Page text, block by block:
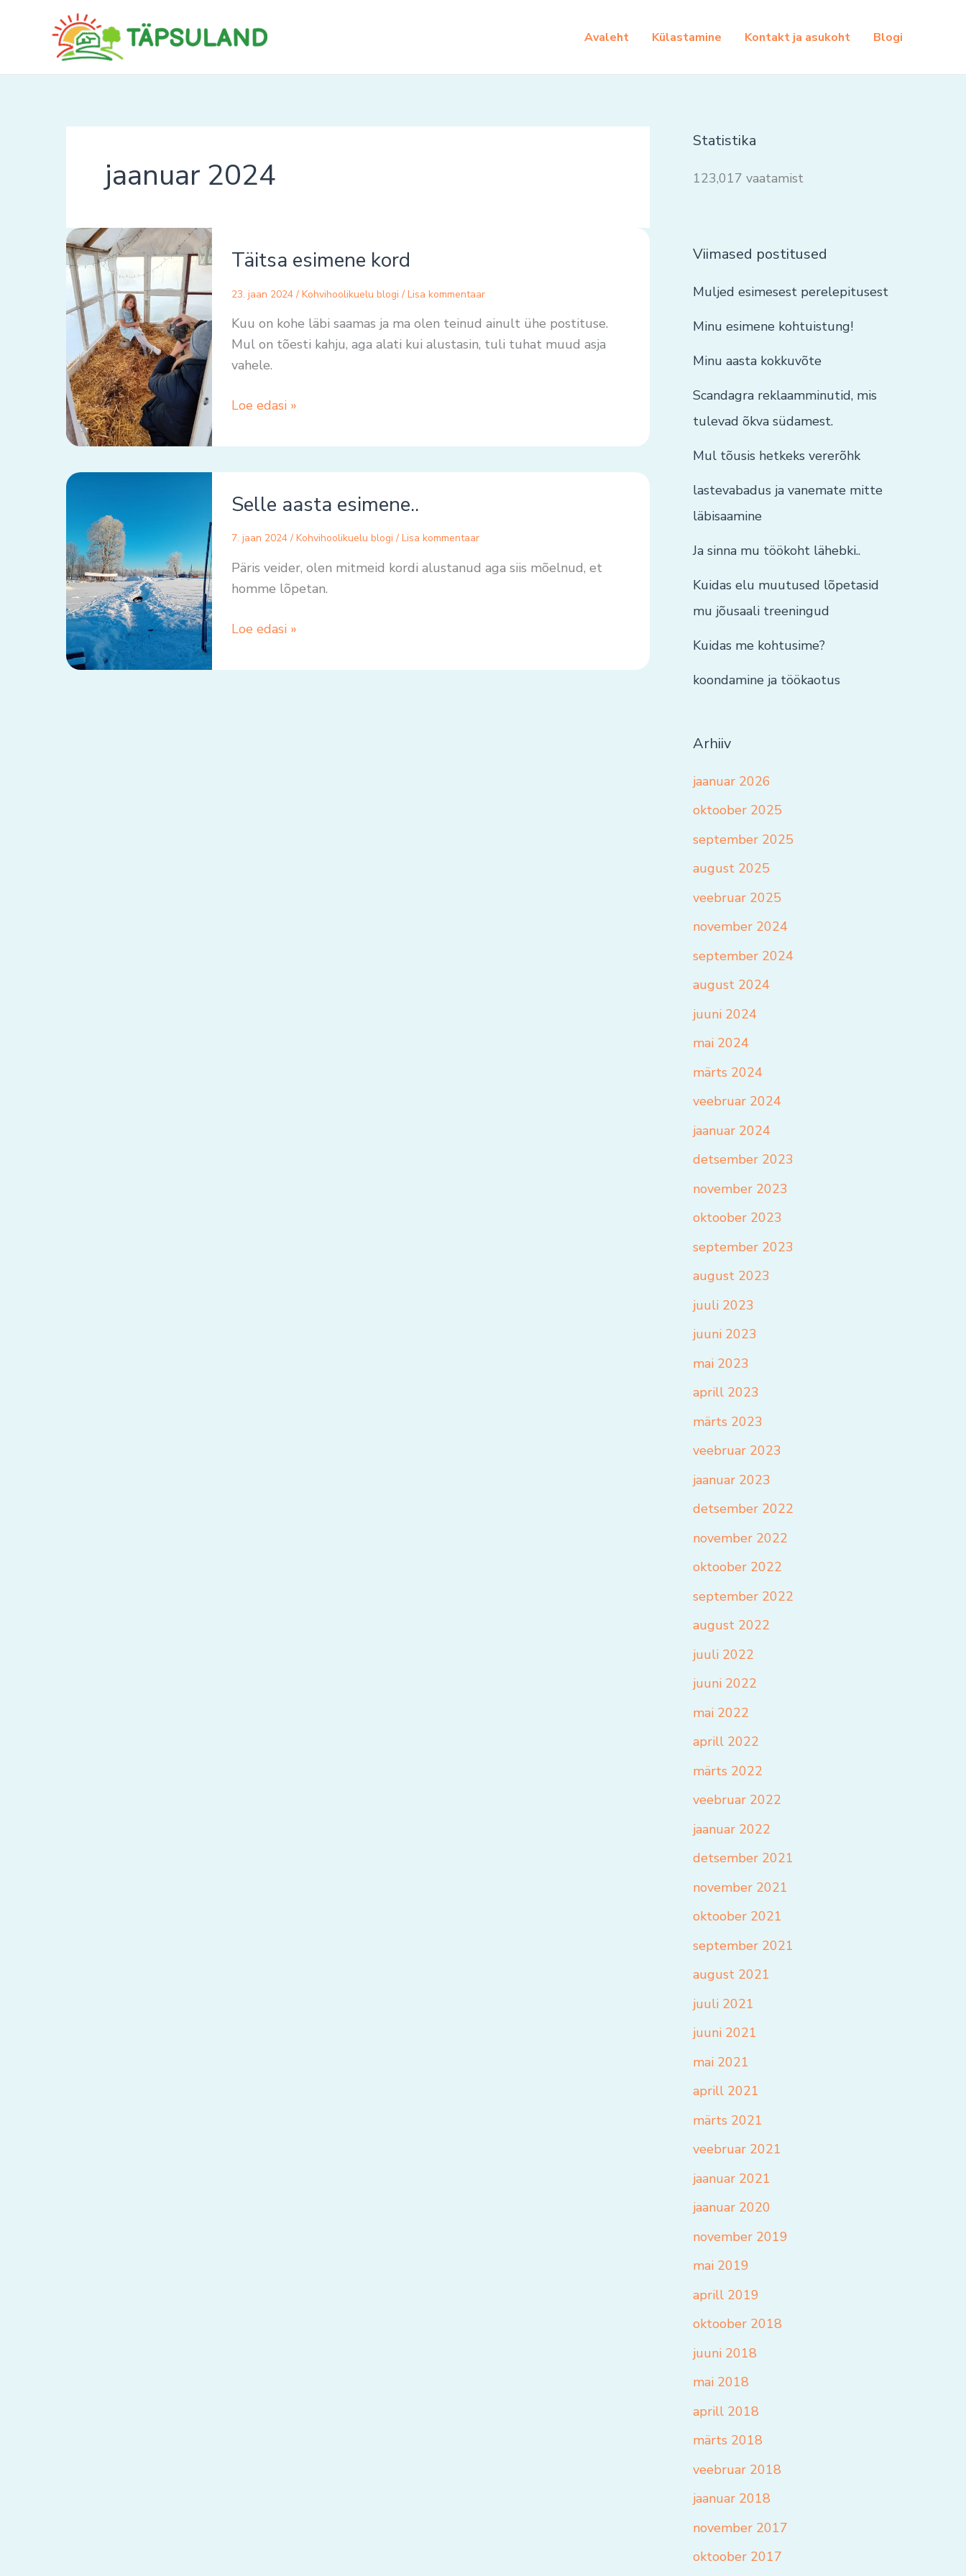
Avaleht Külastamine Kontakt ja asukoht Blogi
jaanuar 2024
Täitsa esimene kord
23. jaan 2024 / Kohvihoolikuelu blogi / Lisa kommentaar
Kuu on kohe läbi saamas ja ma olen teinud ainult ühe postituse.
Mul on tõesti kahju, aga alati kui alustasin, tuli tuhat muud asja
vahele.
esimene
Loe edasi »
Selle aasta esimene..
7. jaan 2024 / Kohvihoolikuelu blogi / Lisa kommentaar
Päris veider, olen mitmeid kordi alustanud aga siis mõelnud, et
homme lõpetan.
aasta
Loe edasi »
Statistika
123,017 vaatamist
Viimased postitused
Muljed esimesest perelepitusest
Minu esimene kohtuistung!
Minu aasta kokkuvõte
Scandagra reklaamminutid, mis
tulevad õkva südamest.
Mul tõusis hetkeks vererõhk
lastevabadus ja vanemate mitte
läbisaamine
Ja sinna mu töökoht lähebki..
Kuidas elu muutused lõpetasid
mu jõusaali treeningud
Kuidas me kohtusime?
koondamine ja töökaotus
Arhiiv
jaanuar 2026
oktoober 2025
september 2025
august 2025
veebruar 2025
november 2024
september 2024
august 2024
juuni 2024
mai 2024
märts 2024
veebruar 2024
jaanuar 2024
detsember 2023
november 2023
oktoober 2023
september 2023
august 2023
juuli 2023
juuni 2023
mai 2023
aprill 2023
märts 2023
veebruar 2023
jaanuar 2023
detsember 2022
november 2022
oktoober 2022
september 2022
august 2022
juuli 2022
juuni 2022
mai 2022
aprill 2022
märts 2022
veebruar 2022
jaanuar 2022
detsember 2021
november 2021
oktoober 2021
september 2021
august 2021
juuli 2021
juuni 2021
mai 2021
aprill 2021
märts 2021
veebruar 2021
jaanuar 2021
jaanuar 2020
november 2019
mai 2019
aprill 2019
oktoober 2018
juuni 2018
mai 2018
aprill 2018
märts 2018
veebruar 2018
jaanuar 2018
november 2017
oktoober 2017